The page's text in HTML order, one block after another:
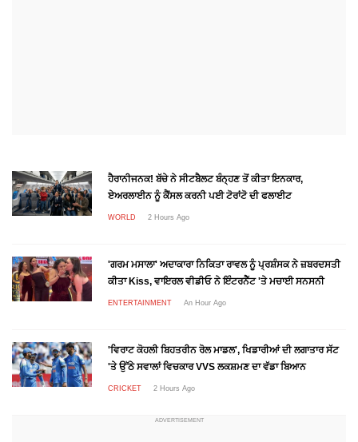
ਹੈਰਾਨੀਜਨਕ! ਬੱਚੇ ਨੇ ਸੀਟਬੈਲਟ ਬੰਨ੍ਹਣ ਤੋਂ ਕੀਤਾ ਇਨਕਾਰ,
ਏਅਰਲਾਈਨ ਨੂੰ ਕੈਂਸਲ ਕਰਨੀ ਪਈ ਟੋਰਾਂਟੋ ਦੀ ਫਲਾਈਟ
WORLD 2 Hours Ago
'ਗਰਮ ਮਸਾਲਾ' ਅਦਾਕਾਰਾ ਨਿਕਿਤਾ ਰਾਵਲ ਨੂੰ ਪ੍ਰਸ਼ੰਸਕ ਨੇ ਜ਼ਬਰਦਸਤੀ
ਕੀਤਾ Kiss, ਵਾਇਰਲ ਵੀਡੀਓ ਨੇ ਇੰਟਰਨੈੱਟ 'ਤੇ ਮਚਾਈ ਸਨਸਨੀ
ENTERTAINMENT An Hour Ago
'ਵਿਰਾਟ ਕੋਹਲੀ ਬਿਹਤਰੀਨ ਰੋਲ ਮਾਡਲ', ਖਿਡਾਰੀਆਂ ਦੀ ਲਗਾਤਾਰ ਸੱਟ
'ਤੇ ਉੱਠੇ ਸਵਾਲਾਂ ਵਿਚਕਾਰ VVS ਲਕਸ਼ਮਣ ਦਾ ਵੱਡਾ ਬਿਆਨ
CRICKET 2 Hours Ago